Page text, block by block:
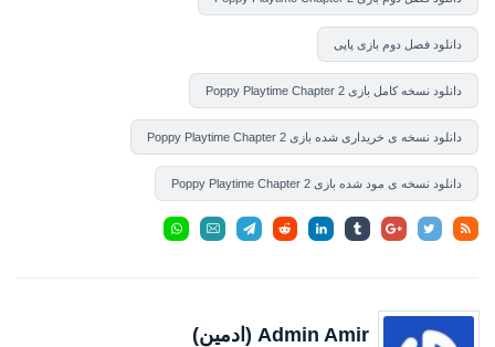
دانلود فصل دوم بازی پاپی
دانلود نسخه کامل بازی Poppy Playtime Chapter 2
دانلود نسخه ی خریداری شده بازی Poppy Playtime Chapter 2
دانلود نسخه ی مود شده بازی Poppy Playtime Chapter 2
Admin Amir (ادمین)